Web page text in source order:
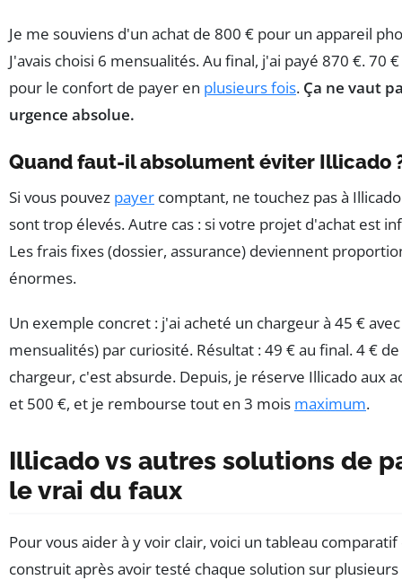
Je me souviens d'un achat de 800 € pour un appareil
J'avais choisi 6 mensualités. Au final, j'ai payé 870 €. 70
pour le confort de payer en plusieurs fois. Ça ne vaut
urgence absolue.
Quand faut-il absolument éviter Illicado
Si vous pouvez payer comptant, ne touchez pas à
sont trop élevés. Autre cas : si votre projet d'achat est
Les frais fixes (dossier, assurance) deviennent
énormes.
Un exemple concret : j'ai acheté un chargeur à 45 €
mensualités) par curiosité. Résultat : 49 € au final. 4 €
chargeur, c'est absurde. Depuis, je réserve Illicado aux
et 500 €, et je rembourse tout en 3 mois maximum.
Illicado vs autres solutions de
le vrai du faux
Pour vous aider à y voir clair, voici un tableau
construit après avoir testé chaque solution sur plusieurs